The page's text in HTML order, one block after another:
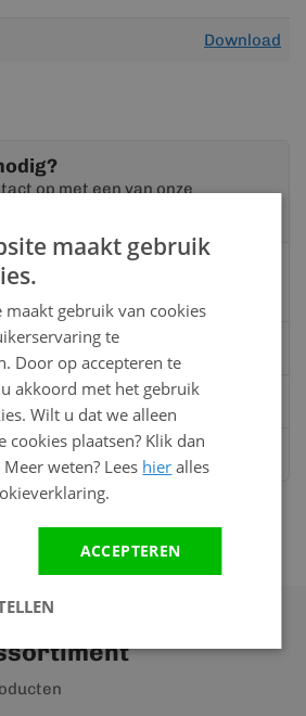
Download
op met een van onze
op Whatsapp
maakt gebruik
maakt gebruik van cookies
te
Door op accepteren te
akkoord met het gebruik
Wilt u dat we alleen
cookies plaatsen? Klik dan
Meer weten? Lees hier alles
ACCEPTEREN